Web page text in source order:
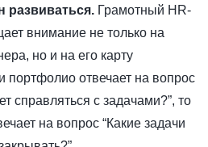
развиваться. Грамотный HR-
внимание не только на
но и на его карту
портфолио отвечает на вопрос
справляться с задачами?”, то
на вопрос “Какие задачи